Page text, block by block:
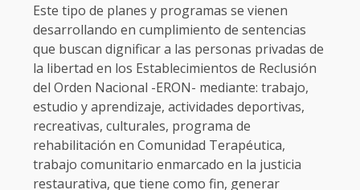
Este tipo de planes y programas se vienen
desarrollando en cumplimiento de sentencias
que buscan dignificar a las personas privadas de
la libertad en los Establecimientos de Reclusión
del Orden Nacional -ERON- mediante: trabajo,
estudio y aprendizaje, actividades deportivas,
recreativas, culturales, programa de
rehabilitación en Comunidad Terapéutica,
trabajo comunitario enmarcado en la justicia
restaurativa, que tiene como fin, generar